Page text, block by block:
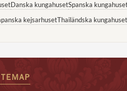
Danska kungahusetSpanska
kejsarhusetThailändska kungahuset